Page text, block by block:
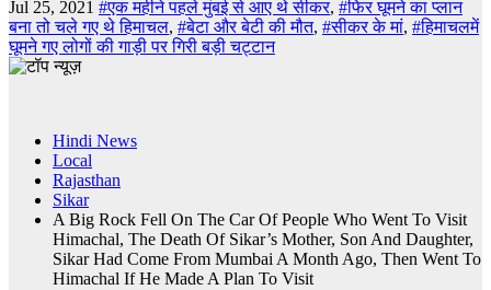
Jul 25, 2021 #एक महीने पहले मुंबई से आए थे सीकर, #फिर घूमने का प्लान
बना तो चले गए थे हिमाचल, #बेटा और बेटी की मौत, #सीकर के मां, #हिमाचलमें
घूमने गए लोगों की गाड़ी पर गिरी बड़ी चट्टान
Hindi News
Local
Rajasthan
Sikar
A Big Rock Fell On The Car Of People Who Went To Visit
Himachal, The Death Of Sikar’s Mother, Son And Daughter,
Sikar Had Come From Mumbai A Month Ago, Then Went To
Himachal If He Made A Plan To Visit